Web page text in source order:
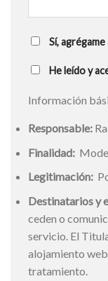
Sí,
He leído y
Información
Responsable:
Finalidad:
Legitimación:
Destinatarios y
ceden o
servicio. El
alojamiento
tratamiento.